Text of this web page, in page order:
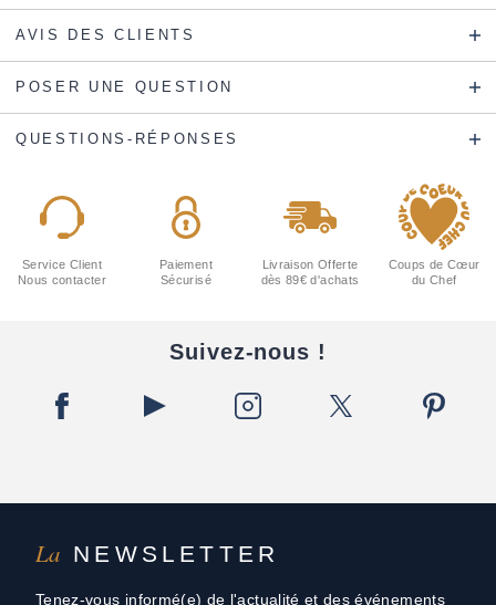
AVIS DES CLIENTS
POSER UNE QUESTION
QUESTIONS-RÉPONSES
La NEWSLETTER
Tenez-vous informé(e) de l'actualité et des événements
Service Client
Nous contacter
Paiement
Sécurisé
Livraison Offerte
dès 89€ d'achats
Coups de Cœur
du Chef
Suivez-nous !